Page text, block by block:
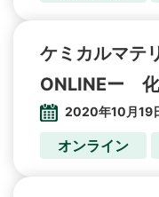
ケミカルマテ
ONLINEー 化
2020年10月19
オンライン